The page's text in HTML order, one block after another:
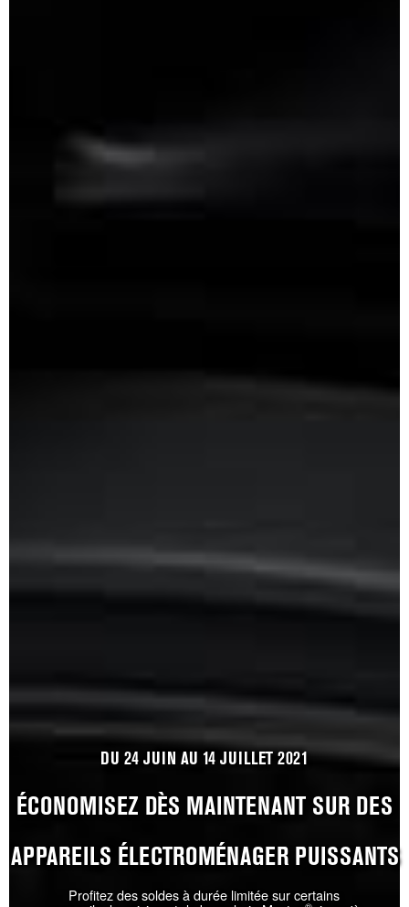
DU 24 JUIN AU 14 JUILLET 2021
ÉCONOMISEZ DÈS MAINTENANT SUR DES
APPAREILS ÉLECTROMÉNAGER PUISSANTS
Profitez des soldes à durée limitée sur certains